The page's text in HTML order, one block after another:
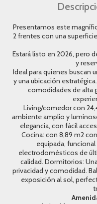
Presentamos este
2 frentes con una
Estará listo en 2026, pero
y
Ideal para quienes buscan
y una ubicación
comodidades de alta
Living/comedor con
ambiente amplio y
elegancia, con fácil
Cocina: con 8,89 m2
equipada,
electrodomésticos de
calidad. Dormitorios:
privacidad y comodidad.
exposición al sol,